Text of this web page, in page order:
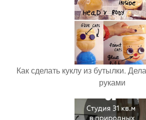
Как сделать куклу из бутылки.
руками